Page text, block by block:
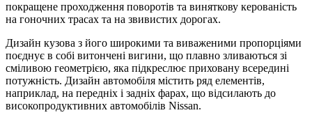
покращене проходження поворотів та виняткову керованість
на гоночних трасах та на звивистих дорогах.
Дизайн кузова з його широкими та виваженими пропорціями
поєднує в собі витончені вигини, що плавно зливаються зі
сміливою геометрією, яка підкреслює приховану всередині
потужність. Дизайн автомобіля містить ряд елементів,
наприклад, на передніх і задніх фарах, що відсилають до
високопродуктивних автомобілів Nissan.